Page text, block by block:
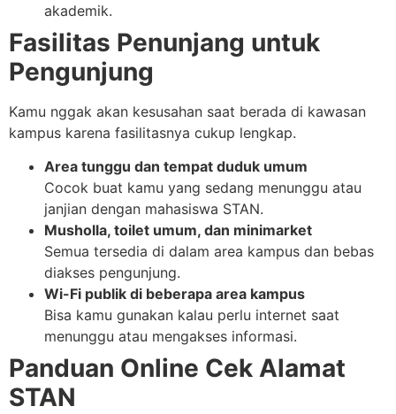
akademik.
Fasilitas Penunjang untuk
Pengunjung
Kamu nggak akan kesusahan saat berada di kawasan
kampus karena fasilitasnya cukup lengkap.
Area tunggu dan tempat duduk umum
Cocok buat kamu yang sedang menunggu atau
janjian dengan mahasiswa STAN.
Musholla, toilet umum, dan minimarket
Semua tersedia di dalam area kampus dan bebas
diakses pengunjung.
Wi-Fi publik di beberapa area kampus
Bisa kamu gunakan kalau perlu internet saat
menunggu atau mengakses informasi.
Panduan Online Cek Alamat
STAN